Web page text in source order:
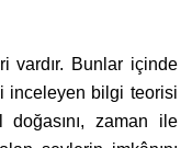
vardır. Bunlar içinde
inceleyen bilgi teorisi
zaman ile